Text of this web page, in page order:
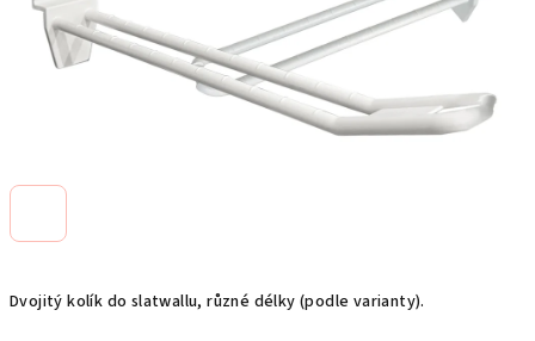
Dvojitý kolík do slatwallu, různé délky (podle varianty).